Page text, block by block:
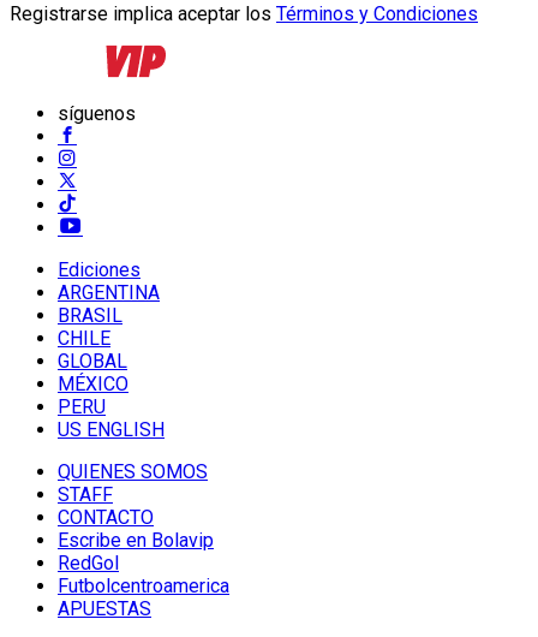
Registrarse implica aceptar los Términos y Condiciones
síguenos
Ediciones
ARGENTINA
BRASIL
CHILE
GLOBAL
MÉXICO
PERU
US ENGLISH
QUIENES SOMOS
STAFF
CONTACTO
Escribe en Bolavip
RedGol
Futbolcentroamerica
APUESTAS